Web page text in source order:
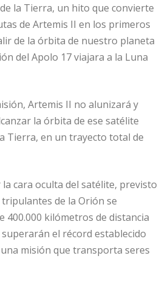
la Tierra, un hito que convierte
de Artemis II en los primeros
de la órbita de nuestro planeta
del Apolo 17 viajara a la Luna
Artemis II no alunizará y
la órbita de ese satélite
Tierra, en un trayecto total de
cara oculta del satélite, previsto
de la Orión se
400.000 kilómetros de distancia
el récord establecido
misión que transporta seres